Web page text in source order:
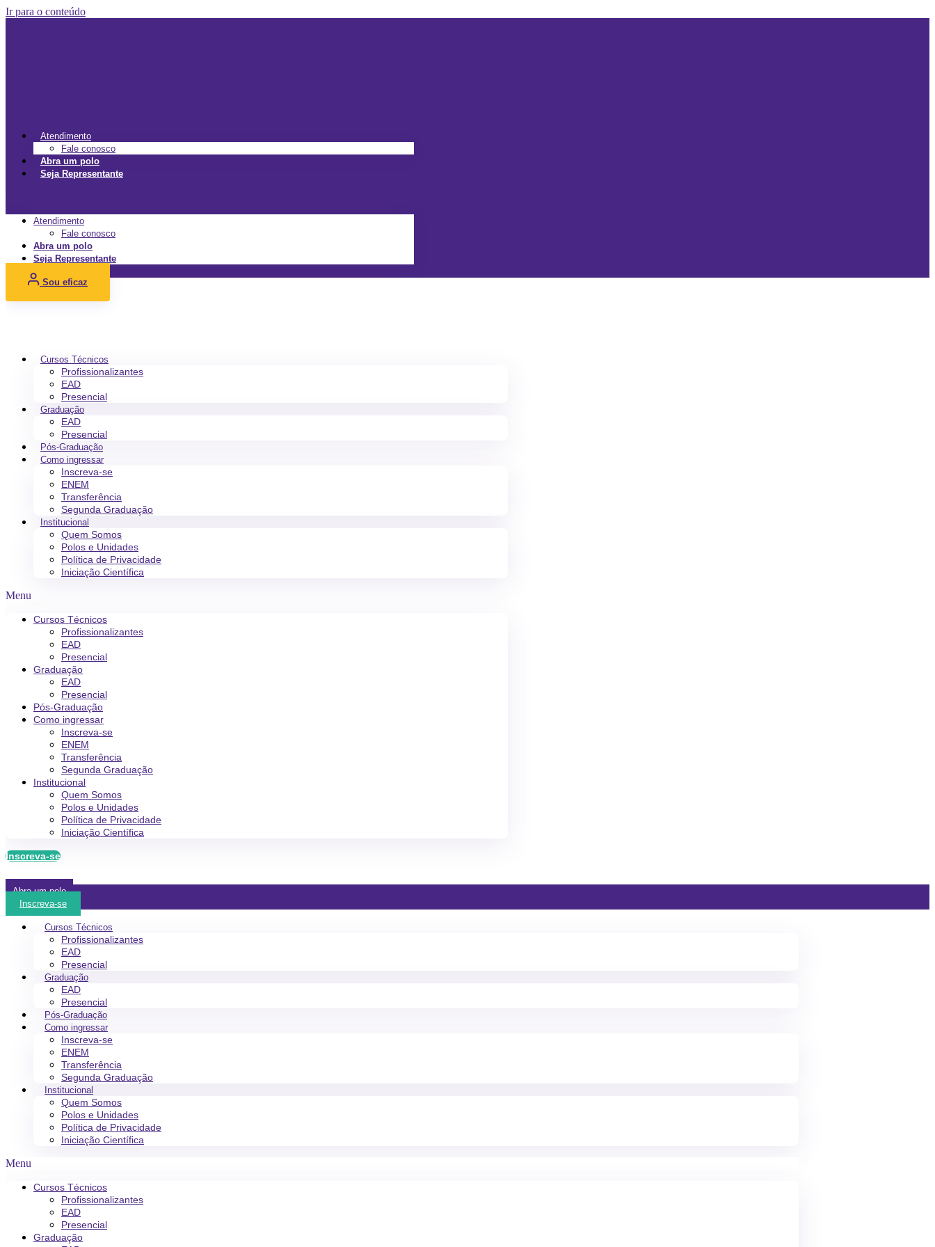
Ir para o conteúdo
Atendimento
Fale conosco
Abra um polo
Seja Representante
Atendimento
Fale conosco
Abra um polo
Seja Representante
Sou eficaz
Cursos Técnicos
Profissionalizantes
EAD
Presencial
Graduação
EAD
Presencial
Pós-Graduação
Como ingressar
Inscreva-se
ENEM
Transferência
Segunda Graduação
Institucional
Quem Somos
Polos e Unidades
Política de Privacidade
Iniciação Científica
Menu
Cursos Técnicos
Profissionalizantes
EAD
Presencial
Graduação
EAD
Presencial
Pós-Graduação
Como ingressar
Inscreva-se
ENEM
Transferência
Segunda Graduação
Institucional
Quem Somos
Polos e Unidades
Política de Privacidade
Iniciação Científica
Inscreva-se
Abra um polo
Inscreva-se
Cursos Técnicos
Profissionalizantes
EAD
Presencial
Graduação
EAD
Presencial
Pós-Graduação
Como ingressar
Inscreva-se
ENEM
Transferência
Segunda Graduação
Institucional
Quem Somos
Polos e Unidades
Política de Privacidade
Iniciação Científica
Menu
Cursos Técnicos
Profissionalizantes
EAD
Presencial
Graduação